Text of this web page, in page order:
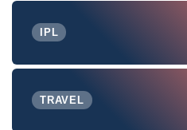
IPL
TRAVEL